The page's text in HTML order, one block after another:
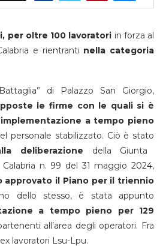
per oltre 100 lavoratori in forza al
e rientranti nella categoria
di Palazzo San Giorgio,
le firme con le quali si è
a tempo pieno
personale stabilizzato. Ciò è stato
deliberazione della Giunta
n. 99 del 31 maggio 2024,
approvato il Piano per il triennio
dello stesso, è stata appunto
a tempo pieno per 129
all’area degli operatori. Fra
lavoratori Lsu-Lpu.